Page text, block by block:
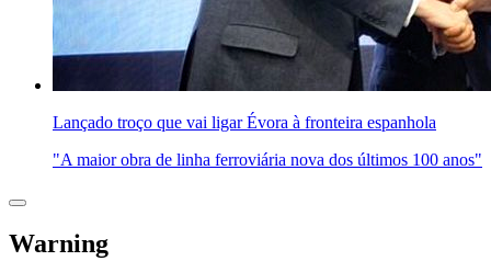
Lançado troço que vai ligar Évora à fronteira espanhola
"A maior obra de linha ferroviária nova dos últimos 100 anos"
Warning